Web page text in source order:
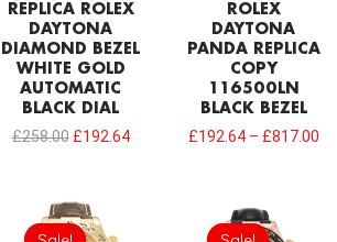
REPLICA ROLEX
DAYTONA
DIAMOND BEZEL
WHITE GOLD
AUTOMATIC
BLACK DIAL
£258.00 £192.64
ROLEX
DAYTONA
PANDA REPLICA
COPY
116500LN
BLACK BEZEL
£192.64– £817.00
Original
price
Original
price